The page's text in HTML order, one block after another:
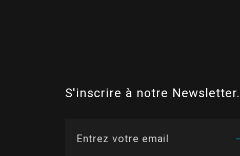
S'inscrire à notre Newsletter.